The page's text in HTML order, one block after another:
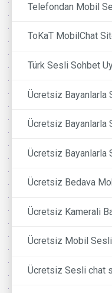
Telefondan Mobil
ToKaT MobilChat
Türk Sesli Sohbet
Ücretsiz Bayanlarla
Ücretsiz Bayanlarla
Ücretsiz Bayanlarla
Ücretsiz Bedava
Ücretsiz Kamerali
Ücretsiz Mobil
Ücretsiz Sesli chat